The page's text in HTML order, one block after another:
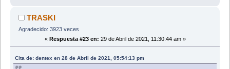
TRASKI
Agradecido: 3923 veces
« Respuesta #23 en: 29 de Abril de 2021, 11:30:44 am »
Cita de: dentex en 28 de Abril de 2021, 05:54:13 pm